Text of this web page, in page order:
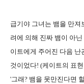
급기야 그녀는 뱀을 만져
려에 의해 진짜 뱀이 아
이트에게 주어진 다음
것이었다! (케이트의 표
'그래? 뱀을 못만진다면